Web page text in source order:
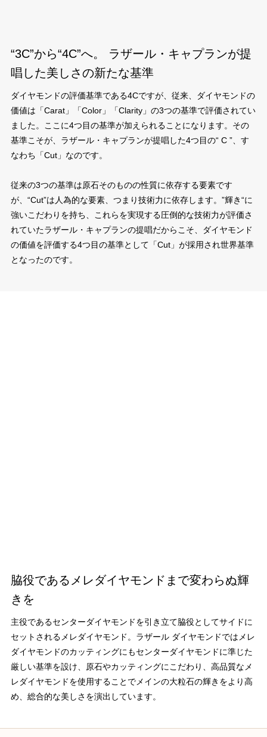
“3C”から“4C”へ。 ラザール・キャプランが提
唱した美しさの新たな基準
ダイヤモンドの評価基準である4Cですが、従来、ダイヤモンドの
価値は「Carat」「Color」「Clarity」の3つの基準で評価されてい
ました。ここに4つ目の基準が加えられることになります。その
基準こそが、ラザール・キャプランが提唱した4つ目の“ C ”、す
なわち「Cut」なのです。
従来の3つの基準は原石そのものの性質に依存する要素です
が、“Cut”は人為的な要素、つまり技術力に依存します。”輝き“に
強いこだわりを持ち、これらを実現する圧倒的な技術力が評価さ
れていたラザール・キャプランの提唱だからこそ、ダイヤモンド
の価値を評価する4つ目の基準として「Cut」が採用され世界基準
となったのです。
脇役であるメレダイヤモンドまで変わらぬ輝
きを
主役であるセンターダイヤモンドを引き立て脇役としてサイドに
セットされるメレダイヤモンド。ラザール ダイヤモンドではメレ
ダイヤモンドのカッティングにもセンターダイヤモンドに準じた
厳しい基準を設け、原石やカッティングにこだわり、高品質なメ
レダイヤモンドを使用することでメインの大粒石の輝きをより高
め、総合的な美しさを演出しています。